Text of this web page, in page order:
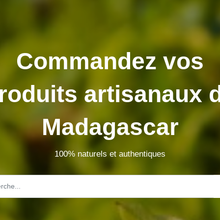
Commandez vos
artisanaux
Madagascar
100% naturels et authentiques